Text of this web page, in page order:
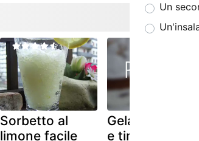
Sorbetto al
limone facile
Gelato al miele
e timo limone
Un